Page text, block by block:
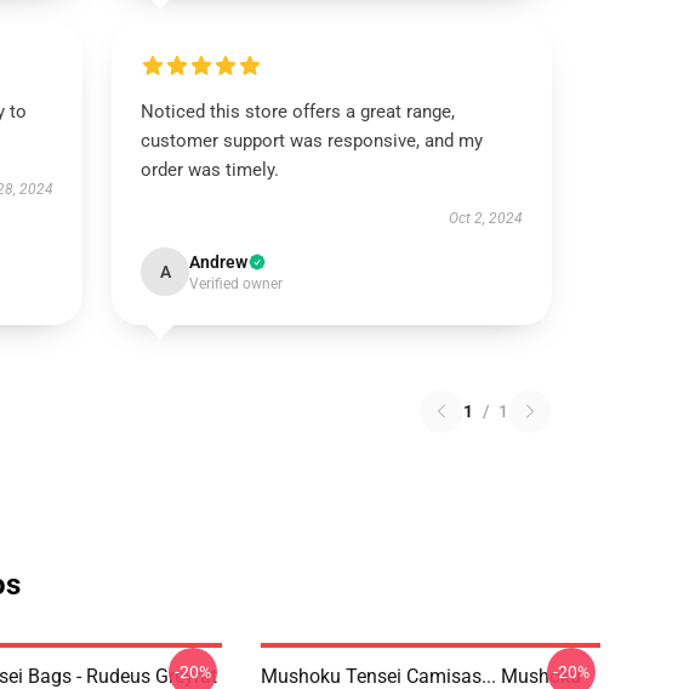
to
2024
Noticed this store offers a great range,
customer support was responsive, and my
order was timely.
Oct 2, 2024
A Andrew
Verified owner
1 / 1
Bags - Rudeus Greyrat
-20%
Mushoku Tensei Camisas... Mushoku
-20%